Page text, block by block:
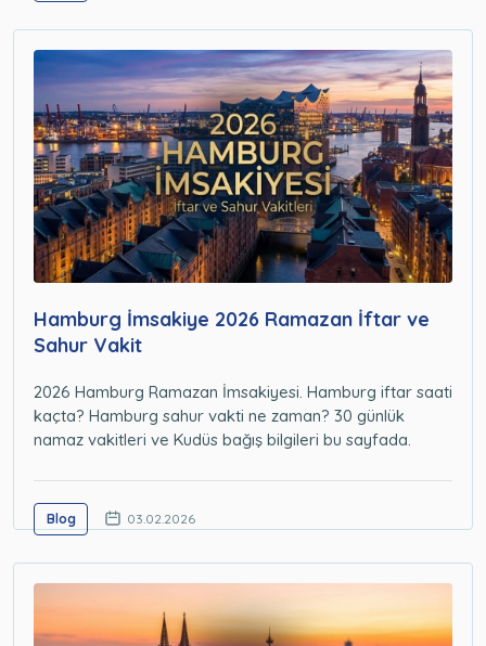
Hamburg İmsakiye 2026 Ramazan İftar ve
Sahur Vakit
2026 Hamburg Ramazan İmsakiyesi. Hamburg iftar saati
kaçta? Hamburg sahur vakti ne zaman? 30 günlük
namaz vakitleri ve Kudüs bağış bilgileri bu sayfada.
Blog 03.02.2026